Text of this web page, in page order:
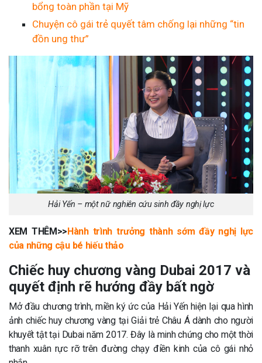
bổng toàn phần tại Mỹ
Chuyện cô gái trẻ quyết tâm chống lại những “tin
đồn ung thư”
Hải Yến – một nữ nghiên cứu sinh đầy nghị lực
XEM THÊM>>Hành trình trưởng thành sớm đầy nghị lực
của những cậu bé hiếu thảo
Chiếc huy chương vàng Dubai 2017 và
quyết định rẽ hướng đầy bất ngờ
Mở đầu chương trình, miền ký ức của Hải Yến hiện lại qua hình
ảnh chiếc huy chương vàng tại Giải trẻ Châu Á dành cho người
khuyết tật tại Dubai năm 2017. Đây là minh chứng cho một thời
thanh xuân rực rỡ trên đường chạy điền kinh của cô gái nhỏ